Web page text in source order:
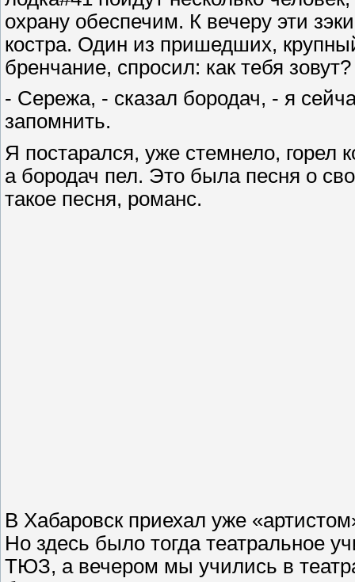
охрану обеспечим. К вечеру эти
костра. Один из пришедших,
бренчание, спросил: как тебя
- Сережа, - сказал бородач, - я
запомнить.
Я постарался, уже стемнело, горел
а бородач пел. Это была песня о
такое песня, романс.
В Хабаровск приехал уже
Но здесь было тогда театральное
ТЮЗ, а вечером мы учились в